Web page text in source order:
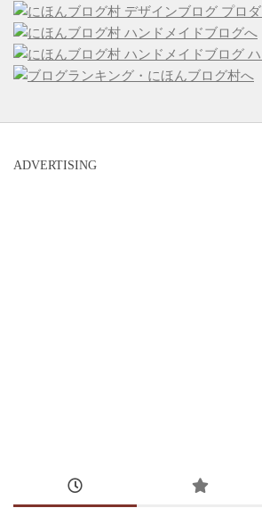
ADVERTISING